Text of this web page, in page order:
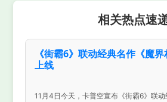
相关热点速
《街霸6》联动经典名作《魔
上线
11月4日今天，卡普空宣布《街霸6》联